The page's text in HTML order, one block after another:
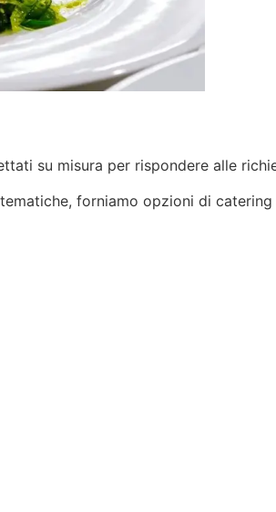
su misura per rispondere alle
forniamo opzioni di